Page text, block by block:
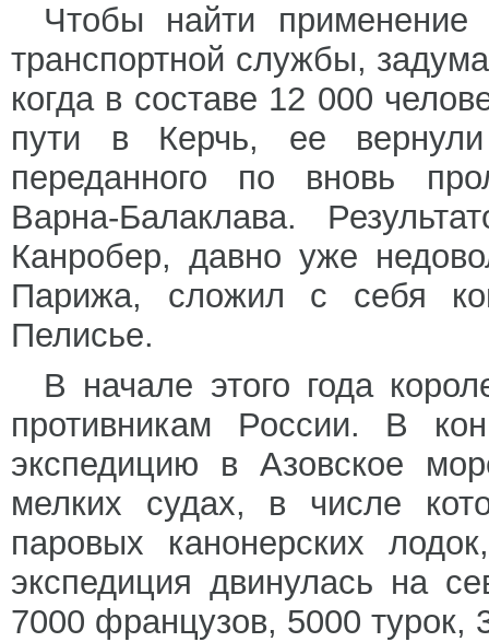
Чтобы найти
транспортной службы,
когда в составе 12 000
пути в Керчь, ее
переданного по вновь
Варна-Балаклава.
Канробер, давно уже
Парижа, сложил с себя
Пелисье.
В начале этого года
противникам России. В
экспедицию в Азовское
мелких судах, в числе
паровых канонерских
экспедиция двинулась на
7000 французов, 5000 турок,